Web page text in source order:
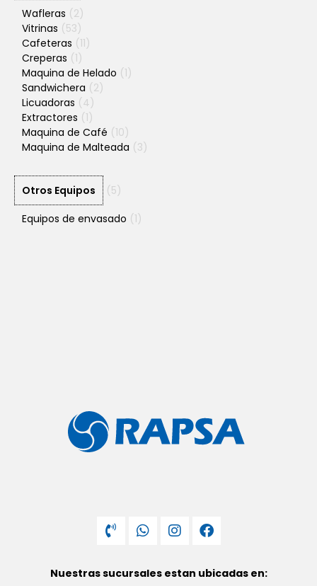
Wafleras (2)
Vitrinas (53)
Cafeteras (11)
Creperas (1)
Maquina de Helado (1)
Sandwichera (2)
Licuadoras (4)
Extractores (1)
Maquina de Café (10)
Maquina de Malteada (3)
Otros Equipos
(5)
Equipos de envasado (1)
Nuestras sucursales estan ubicadas en: